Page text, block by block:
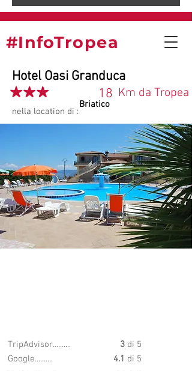
#InfoTropea
Hotel Oasi Granduca
nella location di :
Briatico
18 Km da Tropea
TripAdvisor.......... 3 di 5
Google..........
4.1 di 5